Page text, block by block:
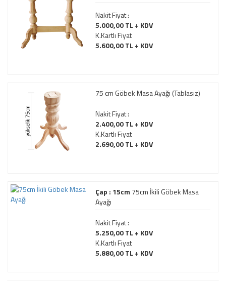
Nakit Fiyat :
5.000,00 TL + KDV
K.Kartlı Fiyat
5.600,00 TL + KDV
75 cm Göbek Masa Ayağı (Tablasız)
Nakit Fiyat :
2.400,00 TL + KDV
K.Kartlı Fiyat
2.690,00 TL + KDV
Çap : 15cm 75cm İkili Göbek Masa
Ayağı
Nakit Fiyat :
5.250,00 TL + KDV
K.Kartlı Fiyat
5.880,00 TL + KDV